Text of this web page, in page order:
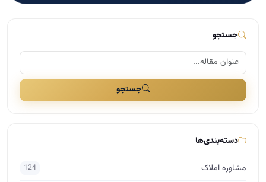
جستجو
جستجو
دسته‌بندی‌ها
مشاوره املاک 124